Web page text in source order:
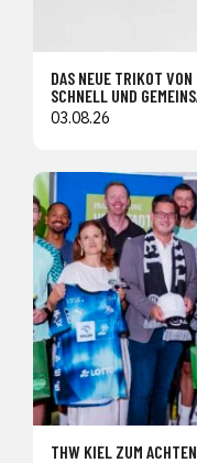
DAS NEUE TRIKOT
SCHNELL UND
03.08.26
THW KIEL ZUM